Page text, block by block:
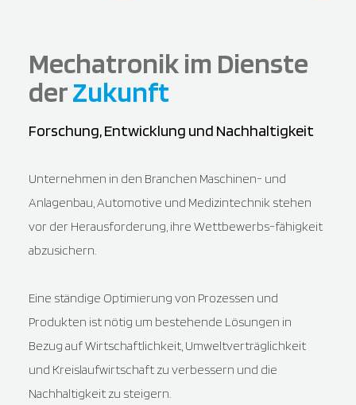
Mechatronik im Dienste
derZukunft
Forschung, Entwicklung und Nachhaltigkeit
Unternehmen in den Branchen Maschinen- und
Anlagenbau, Automotive und Medizintechnik stehen
vor der Herausforderung, ihre Wettbewerbs-fähigkeit
abzusichern.
Eine ständige Optimierung von Prozessen und
Produkten ist nötig um bestehende Lösungen in
Bezug auf Wirtschaftlichkeit, Umweltverträglichkeit
und Kreislaufwirtschaft zu verbessern und die
Nachhaltigkeit zu steigern.